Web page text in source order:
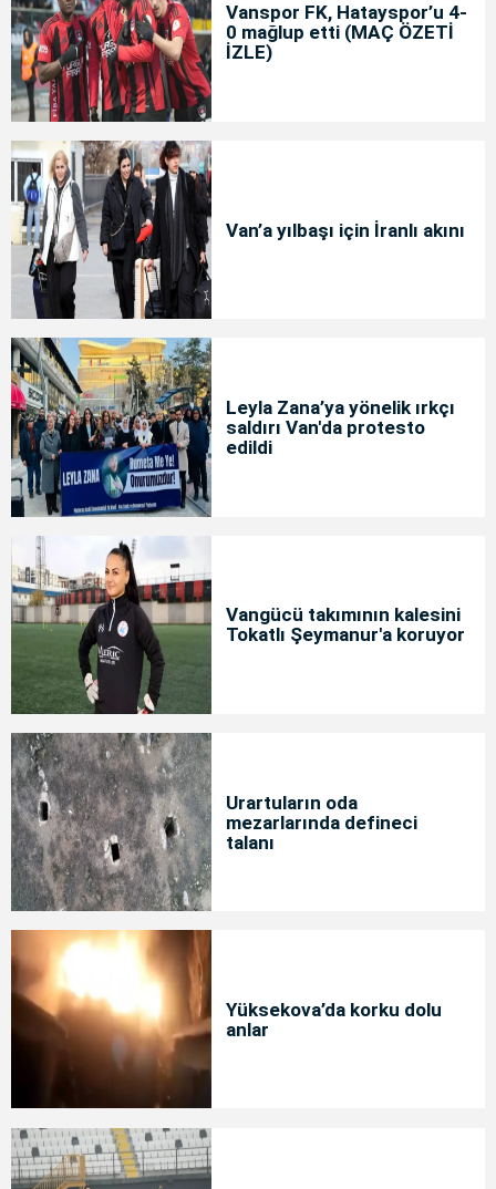
Vanspor FK, Hatayspor’u 4-
0 mağlup etti (MAÇ ÖZETİ
İZLE)
Van’a yılbaşı için İranlı akını
Leyla Zana’ya yönelik ırkçı
saldırı Van'da protesto
edildi
Vangücü takımının kalesini
Tokatlı Şeymanur'a koruyor
Urartuların oda
mezarlarında defineci
talanı
Yüksekova’da korku dolu
anlar